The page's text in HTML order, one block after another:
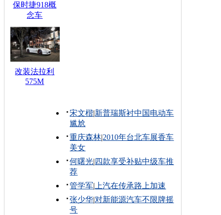
保时捷918概
念车
改装法拉利
575M
宋文楷|新普瑞斯衬中国电动车
尴尬
重庆森林|2010年台北车展香车
美女
何曙光| 四款享受补贴中级车推
荐
管学军| 上汽在传承路上加速
张少华|对新能源汽车不限牌摇
号